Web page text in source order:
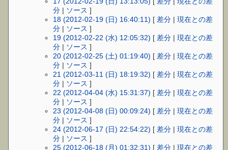
分 | ソース ]
18 (2012-02-19 (日) 16:40:11) [ 差分 |現在との差
分 | ソース ]
19 (2012-02-22 (水) 12:05:32) [ 差分 |現在との差
分 | ソース ]
20 (2012-02-25 (土) 01:19:40) [ 差分 |現在との差
分 | ソース ]
21 (2012-03-11 (日) 18:19:32) [ 差分 |現在との差
分 | ソース ]
22 (2012-04-04 (水) 15:31:37) [ 差分 |現在との差
分 | ソース ]
23 (2012-04-08 (日) 00:09:24) [ 差分 |現在との差
分 | ソース ]
24 (2012-06-17 (日) 22:54:22) [ 差分 |現在との差
分 | ソース ]
25 (2012-06-18 (月) 01:32:31) [ 差分 |現在との差